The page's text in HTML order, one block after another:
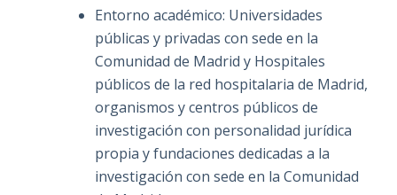
Entorno académico: Universidades
públicas y privadas con sede en la
Comunidad de Madrid y Hospitales
públicos de la red hospitalaria de Madrid,
organismos y centros públicos de
investigación con personalidad jurídica
propia y fundaciones dedicadas a la
investigación con sede en la Comunidad